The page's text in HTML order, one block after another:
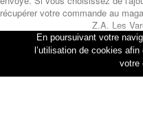
En poursuivant votre
l’utilisation de cookies
votre
récupérer votre commande au
Z.A. Les
rue des
76330
Ajouter au panier